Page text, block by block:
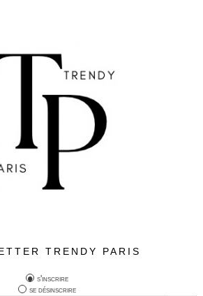
TRENDY PARIS
s'inscrire
se désinscrire